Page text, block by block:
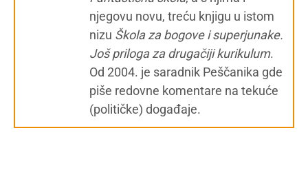
njegovu novu, treću knjigu u istom
nizu Škola za bogove i superjunake.
Još priloga za drugačiji kurikulum.
Od 2004. je saradnik Peščanika gde
piše redovne komentare na tekuće
(političke) događaje.